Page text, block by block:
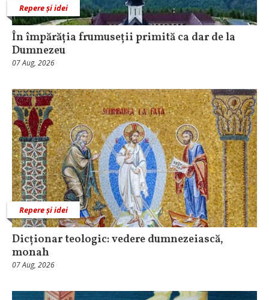
Repere și idei
În împărăția frumuseții primită ca dar de la
Dumnezeu
07 Aug, 2026
Repere și idei
Dicționar teologic: vedere dumnezeiască,
monah
07 Aug, 2026